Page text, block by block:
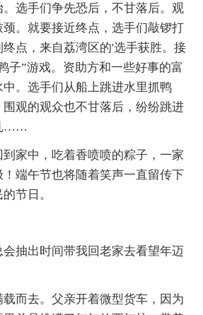
选手们争先恐后，不甘落后。观
。就要接近终点，选手们敲锣打
点，来自荔湾区的'选手获胜。接
子”游戏。资助方和一些好事的富
中。选手们从船上跳进水里抓鸭
观的观众也不甘落后，纷纷跳进
……
中，吃着香喷喷的粽子，一家
！端午节也将随着笑声一直留传下
节日。
抽出时间带我回老家去看望年迈
去。父亲开着微型货车，因为